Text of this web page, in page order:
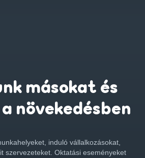
másokat és
növekedésben
induló vállalkozásokat,
szervezeteket. Oktatási eseményeket